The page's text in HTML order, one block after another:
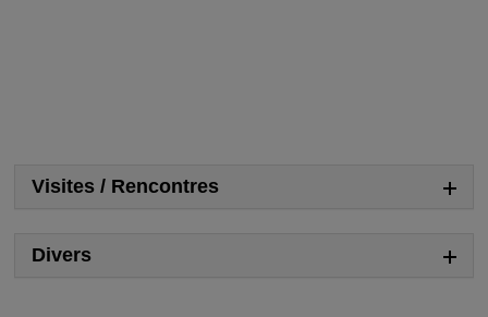
Visites / Rencontres
Divers